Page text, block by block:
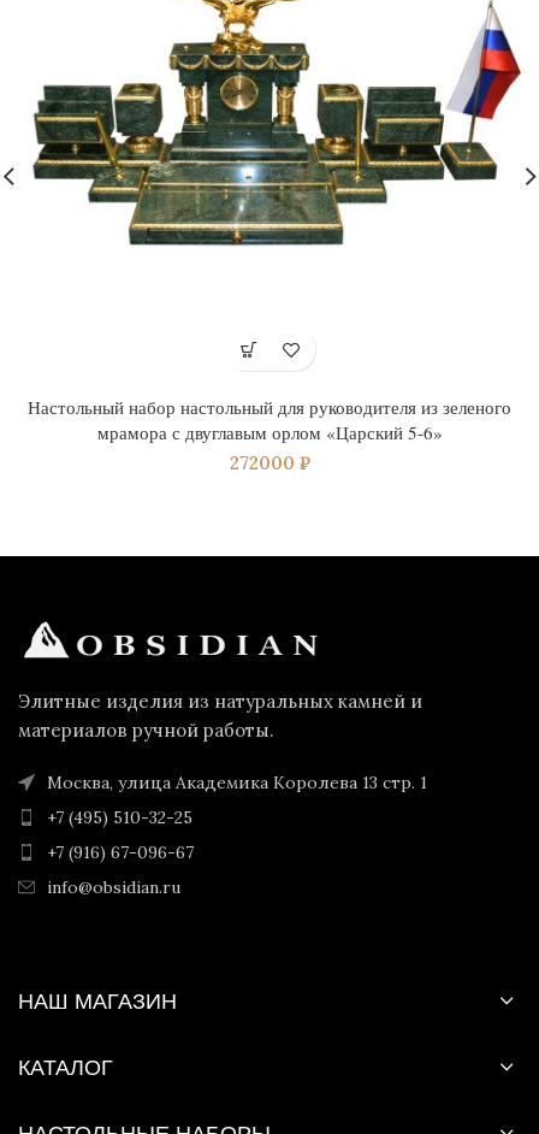
Настольный набор настольный для руководителя из зеленого
мрамора с двуглавым орлом «Царский 5-6»
272000 ₽
Элитные изделия из натуральных камней и
материалов ручной работы.
Москва, улица Академика Королева 13 стр. 1
+7 (495) 510-32-25
+7 (916) 67-096-67
info@obsidian.ru
НАШ МАГАЗИН
КАТАЛОГ